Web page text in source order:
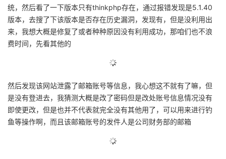
统，然后看了一下版本只有thinkphp存在，通过报错发现是5.1.40
版本，去搜了下该版本是否存在历史漏洞，发现有，但是没利用出
来，我想大概是修复了或者种种原因没有利用成功，那咱们也不浪
费时间，先看其他的
然后发现该网站泄露了邮箱账号等信息，我心想这不就有了嘛，但
是没有登进去，我猜测大概是改了密码但是改处账号信息情况没有
即使更改，但是也并不代表就完全没有其他用了，可以用来进行钓
鱼等操作啊，而且该邮箱账号的发件人是公司财务部的邮箱